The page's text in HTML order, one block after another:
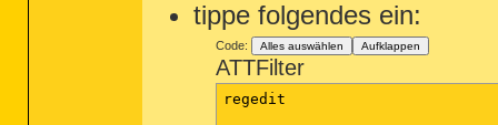
tippe folgendes ein:
Code: Alles auswählen Aufklappen
ATTFilter
regedit